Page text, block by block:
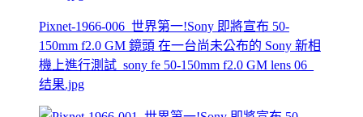
Pixnet-1966-006_世界第一!Sony 即將宣布 50-
150mm f2.0 GM 鏡頭 在一台尚未公布的 Sony 新相
機上進行測試_sony fe 50-150mm f2.0 GM lens 06_
结果.jpg